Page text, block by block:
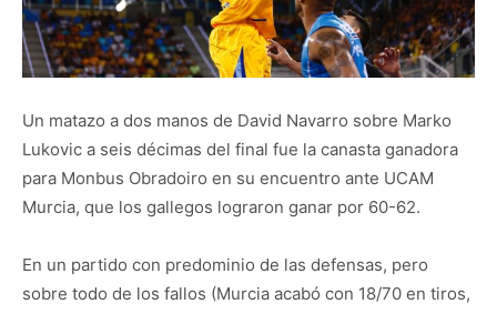
Un matazo a dos manos de David Navarro sobre Marko
Lukovic a seis décimas del final fue la canasta ganadora
para Monbus Obradoiro en su encuentro ante UCAM
Murcia, que los gallegos lograron ganar por 60-62.
En un partido con predominio de las defensas, pero
sobre todo de los fallos (Murcia acabó con 18/70 en tiros,